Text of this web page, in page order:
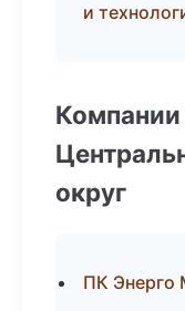
и
Компании
округ
ПК Энерго